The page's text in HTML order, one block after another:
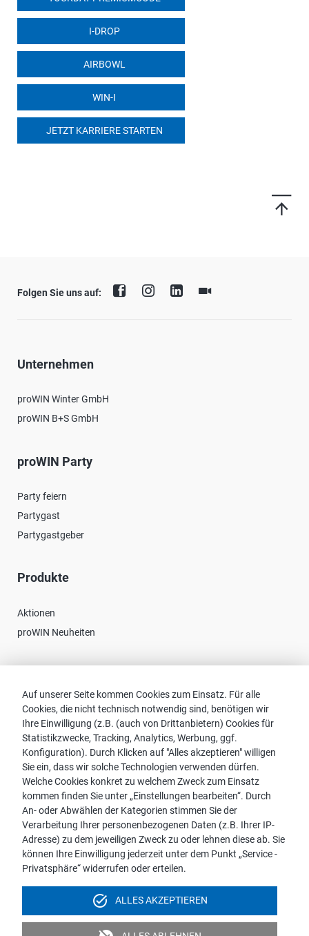
I-DROP
AIRBOWL
WIN-I
JETZT KARRIERE STARTEN
Auf unserer Seite kommen Cookies zum Einsatz. Für alle
Cookies, die nicht technisch notwendig sind, benötigen wir
Ihre Einwilligung (z.B. (auch von Drittanbietern) Cookies für
Statistikzwecke, Tracking, Analytics, Werbung, ggf.
Konfiguration). Durch Klicken auf "Alles akzeptieren" willigen
Sie ein, dass wir solche Technologien verwenden dürfen.
Welche Cookies konkret zu welchem Zweck zum Einsatz
kommen finden Sie unter „Einstellungen bearbeiten“. Durch
An- oder Abwählen der Kategorien stimmen Sie der
Verarbeitung Ihrer personenbezogenen Daten (z.B. Ihrer IP-
Adresse) zu dem jeweiligen Zweck zu oder lehnen diese ab. Sie
können Ihre Einwilligung jederzeit unter dem Punkt „Service -
Privatsphäre“ widerrufen oder erteilen.
task_alt ALLES AKZEPTIEREN
Folgen Sie uns auf:
Unternehmen
proWIN Winter GmbH
proWIN B+S GmbH
proWIN Party
Party feiern
Partygast
Partygastgeber
Produkte
Aktionen
proWIN Neuheiten
Vertriebspartnersuche
Kontakt zu proWIN
Service-FAQ
Hinweis:
Aus Gründen der leichteren Lesbarkeit wird die männliche
Sprachform bei personenbezogenen Substantiven und
Pronomen verwendet. Dies impliziert jedoch keine
Benachteiligung, sondern soll im Sinne der sprachlichen
Vereinfachung als geschlechtsneutral zu verstehen sein.